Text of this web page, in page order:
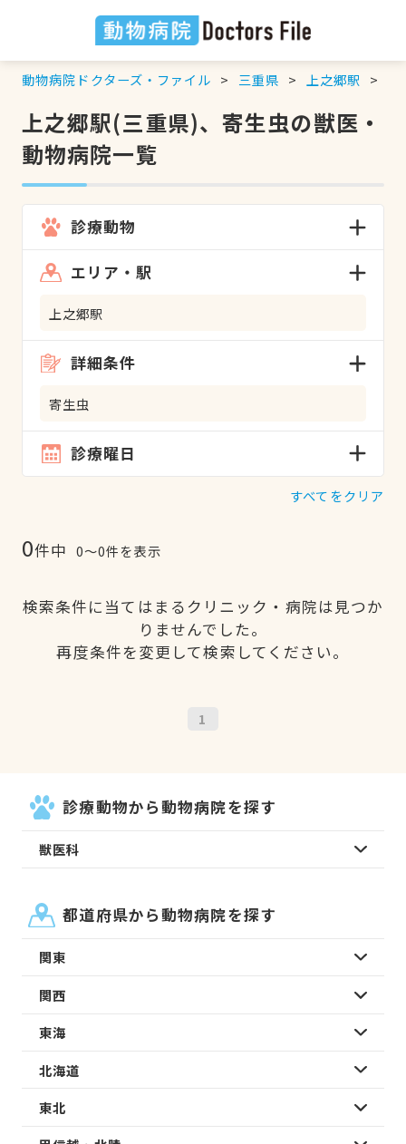
動物病院ドクターズ・ファイル 三重県 上之郷駅
上之郷駅(三重県)、寄生虫の獣医・
動物病院一覧
診療動物
エリア・駅
上之郷駅
詳細条件
寄生虫
診療曜日
すべてをクリア
0件中 0〜0件を表示
検索条件に当てはまるクリニック・病院は見つか
りませんでした。
再度条件を変更して検索してください。
1
診療動物から動物病院を探す
獣医科
都道府県から動物病院を探す
関東
関西
東海
北海道
東北